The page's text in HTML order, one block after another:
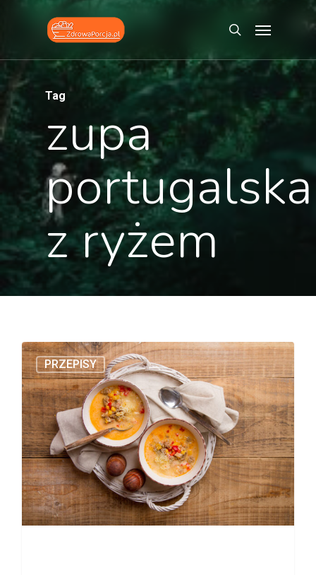
search
Tag
zupa
portugalska
z ryżem
PRZEPISY